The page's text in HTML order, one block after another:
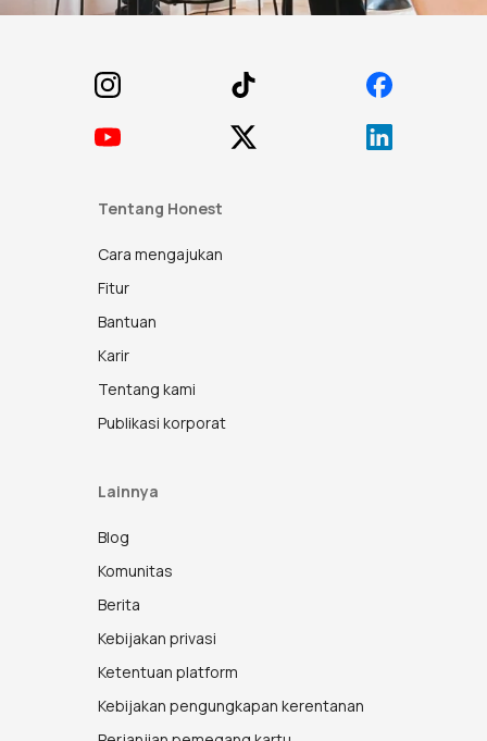
Tentang Honest
Cara mengajukan
Fitur
Bantuan
Karir
Tentang kami
Publikasi korporat
Lainnya
Blog
Komunitas
Berita
Kebijakan privasi
Ketentuan platform
Kebijakan pengungkapan kerentanan